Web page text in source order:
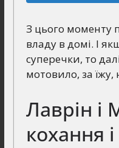
З цього моменту
владу в домі. І
суперечки, то
мотовило, за їжу,
Лаврін і
кохання